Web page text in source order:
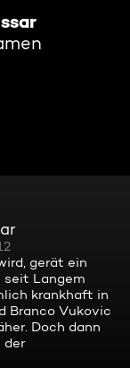
gerät ein
seit Langem
krankhaft in
Branco Vukovic
Doch dann
der